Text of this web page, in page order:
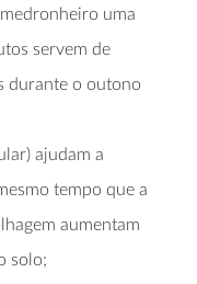
uma
servem de
durante o outono
ajudam a
tempo que a
aumentam
solo;